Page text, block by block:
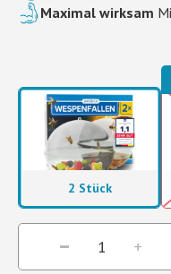
Maximal wirksam
2 Stück